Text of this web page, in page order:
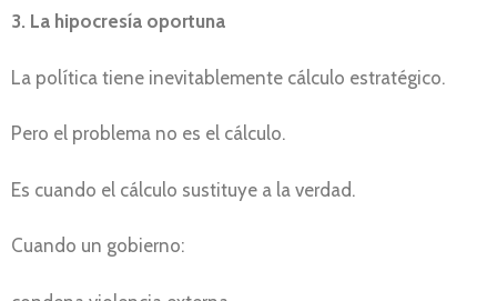
3. La hipocresía oportuna
La política tiene inevitablemente cálculo estratégico.
Pero el problema no es el cálculo.
Es cuando el cálculo sustituye a la verdad.
Cuando un gobierno: